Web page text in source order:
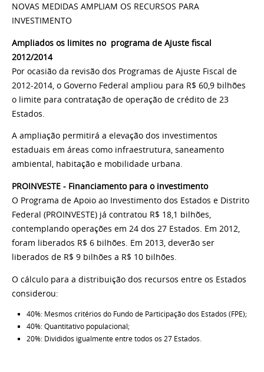
NOVAS MEDIDAS AMPLIAM OS RECURSOS PARA
INVESTIMENTO
Ampliados os limites no programa de Ajuste fiscal
2012/2014
Por ocasião da revisão dos Programas de Ajuste Fiscal de
2012-2014, o Governo Federal ampliou para R$ 60,9 bilhões
o limite para contratação de operação de crédito de 23
Estados.
A ampliação permitirá a elevação dos investimentos
estaduais em áreas como infraestrutura, saneamento
ambiental, habitação e mobilidade urbana.
PROINVESTE - Financiamento para o investimento
O Programa de Apoio ao Investimento dos Estados e Distrito
Federal (PROINVESTE) já contratou R$ 18,1 bilhões,
contemplando operações em 24 dos 27 Estados. Em 2012,
foram liberados R$ 6 bilhões. Em 2013, deverão ser
liberados de R$ 9 bilhões a R$ 10 bilhões.
O cálculo para a distribuição dos recursos entre os Estados
considerou:
40%: Mesmos critérios do Fundo de Participação dos Estados (FPE);
40%: Quantitativo populacional;
20%: Divididos igualmente entre todos os 27 Estados.